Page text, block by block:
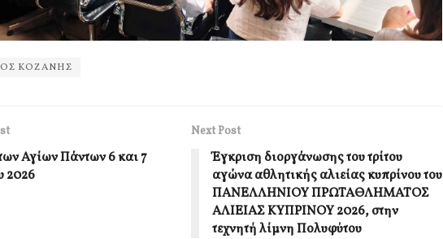
ΚΟΖΑΝΗΣ
Αγίων Πάντων 6 και 7
2026
Next Post
Έγκριση διοργάνωσης του τρίτου
αγώνα αθλητικής αλιείας κυπρίνου του
ΠΑΝΕΛΛΗΝΙΟΥ ΠΡΩΤΑΘΛΗΜΑΤΟΣ
ΑΛΙΕΙΑΣ ΚΥΠΡΙΝΟΥ 2026, στην
τεχνητή λίμνη Πολυφύτου